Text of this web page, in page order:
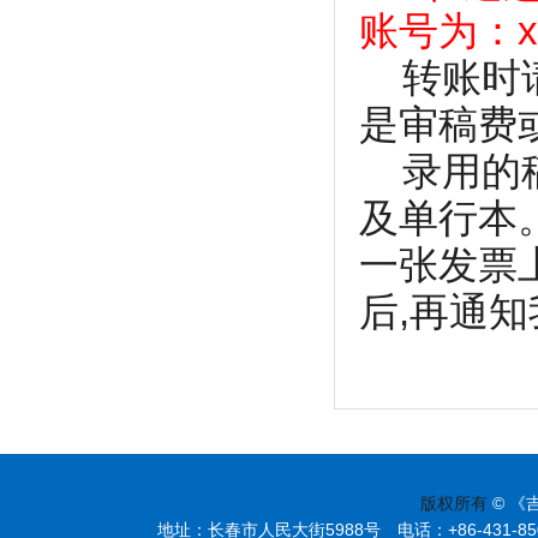
账号为：
转账时
是审稿费
录用的
及单行本
一张发票
后,再通
版权所有 © 《
地址：长春市人民大街5988号 电话：+86-431-